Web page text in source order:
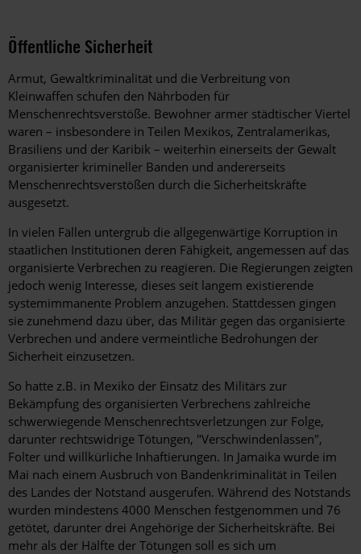
Öffentliche Sicherheit
Armut, Gewaltkriminalität und die Verbreitung von
Kleinwaffen schufen den Nährboden für
Menschenrechtsverstöße. Bewohner armer städtischer Viertel
waren – insbesondere in Teilen Mexikos, Zentralamerikas,
Brasiliens und der Karibik – weiterhin einerseits der Gewalt
organisierter krimineller Banden und andererseits
Menschenrechtsverstößen durch die Sicherheitskräfte
ausgesetzt.
In vielen Fällen untergrub die allgegenwärtige Korruption in
staatlichen Institutionen deren Fähigkeit, angemessen auf das
organisierte Verbrechen zu reagieren. Die Regierungen zeigten
jedoch wenig Interesse, dieses seit langem existierende
systemimmanente Problem anzugehen. Stattdessen gingen
sie zunehmend dazu über, das Militär gegen das organisierte
Verbrechen und andere vermeintliche Bedrohungen der
Sicherheit einzusetzen.
So hatte z.B. in Mexiko der Einsatz des Militärs zur
Bekämpfung des organisierten Verbrechens zahlreiche
schwerwiegende Menschenrechtsverletzungen zur Folge,
darunter rechtswidrige Tötungen, "Verschwindenlassen",
Folter und willkürliche Inhaftierungen. In Jamaika wurde im
Mai nach einem Ausbruch von Bandenkriminalität in Teilen
des Landes der Notstand ausgerufen. Während des Notstands
wurden mindestens 4000 Menschen festgenommen und 76
getötet, darunter drei Angehörige der Sicherheitskräfte. Bei
mehr als der Hälfte der Tötungen soll es sich um